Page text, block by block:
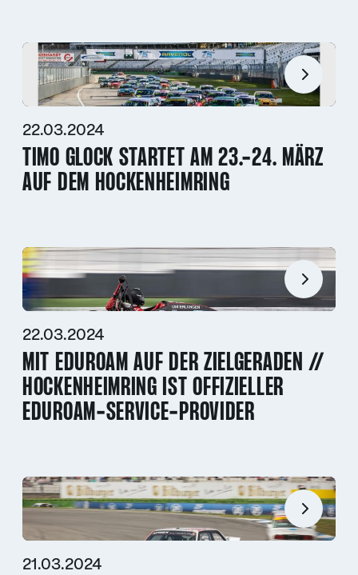
22.03.2024
TIMO GLOCK STARTET AM 23.-24. MÄRZ
AUF DEM HOCKENHEIMRING
22.03.2024
MIT EDUROAM AUF DER ZIELGERADEN //
HOCKENHEIMRING IST OFFIZIELLER
EDUROAM-SERVICE-PROVIDER
21.03.2024